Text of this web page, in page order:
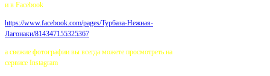
и в Facebook
https://www.facebook.com/pages/Турбаза-Нежная-
Лагонаки/814347155325367
а свежие фотографии вы всегда можете просмотреть на
сервисе Instagram